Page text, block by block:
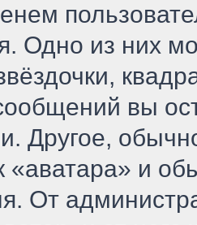
Одно из них
вы
Другое,
«аватара» и
От